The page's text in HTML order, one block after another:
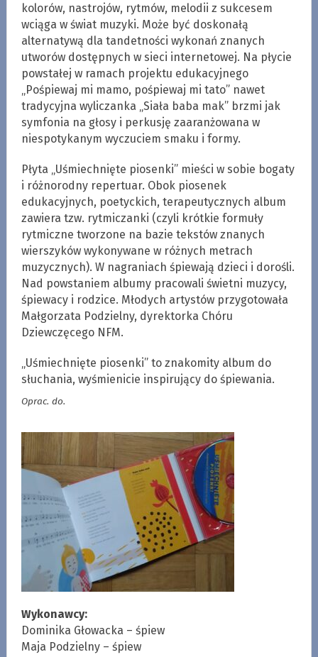
kolorów, nastrojów, rytmów, melodii z sukcesem
wciąga w świat muzyki. Może być doskonałą
alternatywą dla tandetności wykonań znanych
utworów dostępnych w sieci internetowej. Na płycie
powstałej w ramach projektu edukacyjnego
„Pośpiewaj mi mamo, pośpiewaj mi tato” nawet
tradycyjna wyliczanka „Siała baba mak” brzmi jak
symfonia na głosy i perkusję zaaranżowana w
niespotykanym wyczuciem smaku i formy.
Płyta „Uśmiechnięte piosenki” mieści w sobie bogaty
i różnorodny repertuar. Obok piosenek
edukacyjnych, poetyckich, terapeutycznych album
zawiera tzw. rytmiczanki (czyli krótkie formuły
rytmiczne tworzone na bazie tekstów znanych
wierszyków wykonywane w różnych metrach
muzycznych). W nagraniach śpiewają dzieci i dorośli.
Nad powstaniem albumy pracowali świetni muzycy,
śpiewacy i rodzice. Młodych artystów przygotowała
Małgorzata Podzielny, dyrektorka Chóru
Dziewczęcego NFM.
„Uśmiechnięte piosenki” to znakomity album do
słuchania, wyśmienicie inspirujący do śpiewania.
Oprac. do.
Wykonawcy:
Dominika Głowacka – śpiew
Maja Podzielny – śpiew